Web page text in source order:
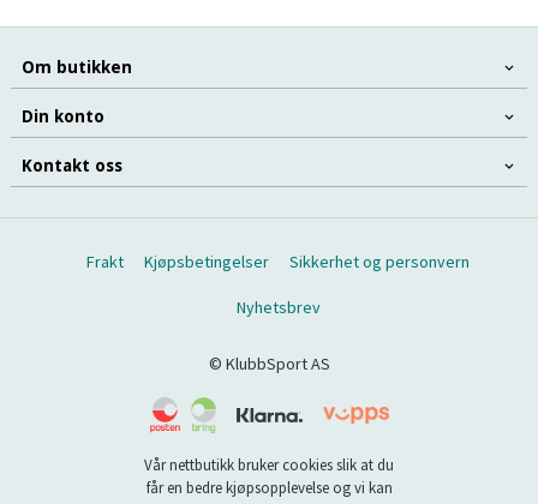
Om butikken
Din konto
Kontakt oss
Frakt Kjøpsbetingelser Sikkerhet og personvern
Nyhetsbrev
© KlubbSport AS
Vår nettbutikk bruker cookies slik at du
får en bedre kjøpsopplevelse og vi kan